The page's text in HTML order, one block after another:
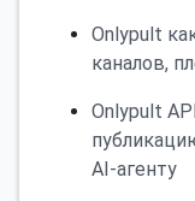
Onlypult
каналов,
Onlypult
AI-агенту